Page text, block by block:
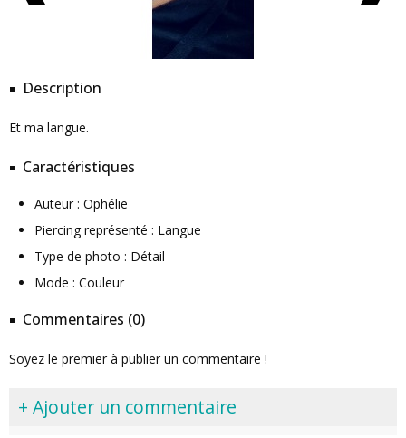
Description
Et ma langue.
Caractéristiques
Auteur : Ophélie
Piercing représenté : Langue
Type de photo : Détail
Mode : Couleur
Commentaires (0)
Soyez le premier à publier un commentaire !
+ Ajouter un commentaire